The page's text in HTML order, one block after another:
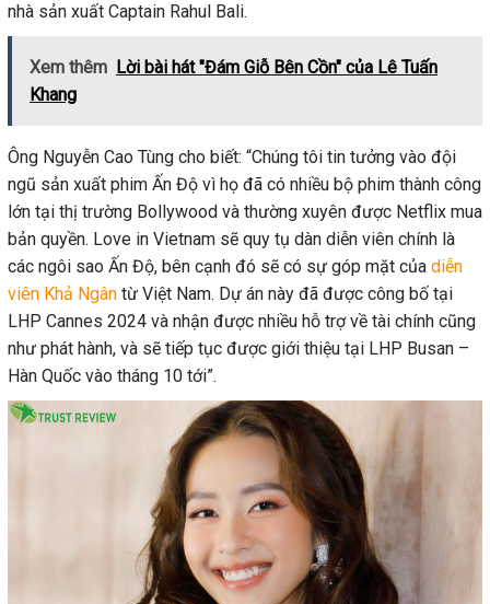
nhà sản xuất Captain Rahul Bali.
Xem thêm Lời bài hát "Đám Giỗ Bên Cồn" của Lê Tuấn
Khang
Ông Nguyễn Cao Tùng cho biết: “Chúng tôi tin tưởng vào đội
ngũ sản xuất phim Ấn Độ vì họ đã có nhiều bộ phim thành công
lớn tại thị trường Bollywood và thường xuyên được Netflix mua
bản quyền. Love in Vietnam sẽ quy tụ dàn diễn viên chính là
các ngôi sao Ấn Độ, bên cạnh đó sẽ có sự góp mặt của diễn
viên Khả Ngân từ Việt Nam. Dự án này đã được công bố tại
LHP Cannes 2024 và nhận được nhiều hỗ trợ về tài chính cũng
như phát hành, và sẽ tiếp tục được giới thiệu tại LHP Busan –
Hàn Quốc vào tháng 10 tới”.